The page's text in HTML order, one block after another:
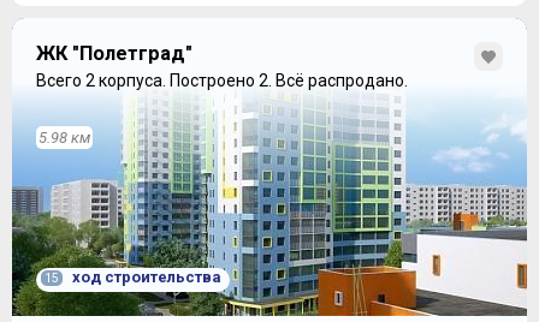
ЖК "Полетград"
Всего 2 корпуса. Построено 2. Всё распродано.
5.98 км
15 ход строительства